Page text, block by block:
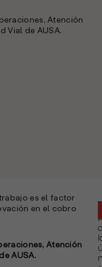
Atención
Vial de AUSA.
es el factor
en el cobro
Atención
AUSA.